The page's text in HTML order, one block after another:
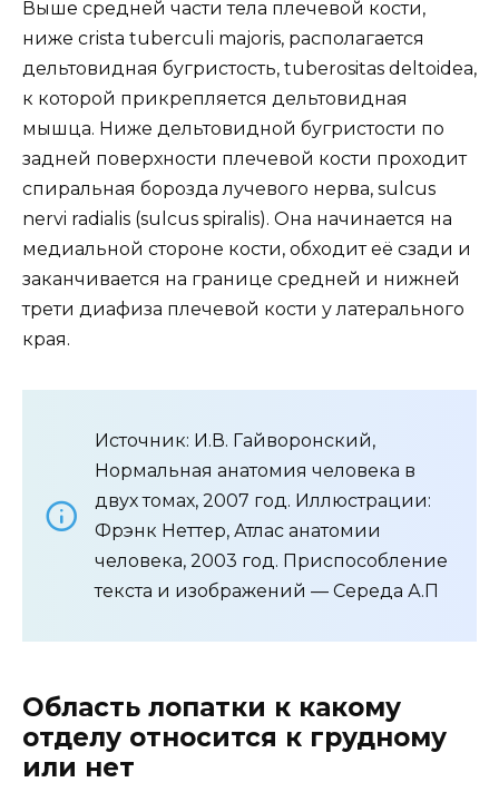
Выше средней части тела плечевой кости,
ниже crista tuberculi majoris, располагается
дельтовидная бугристость, tuberositas deltoidea,
к которой прикрепляется дельтовидная
мышца. Ниже дельтовидной бугристости по
задней поверхности плечевой кости проходит
спиральная борозда лучевого нерва, sulcus
nervi radialis (sulcus spiralis). Она начинается на
медиальной стороне кости, обходит её сзади и
заканчивается на границе средней и нижней
трети диафиза плечевой кости у латерального
края.
Источник: И.В. Гайворонский,
Нормальная анатомия человека в
двух томах, 2007 год. Иллюстрации:
Фрэнк Неттер, Атлас анатомии
человека, 2003 год. Приспособление
текста и изображений — Середа А.П
Область лопатки к какому
отделу относится к грудному
или нет